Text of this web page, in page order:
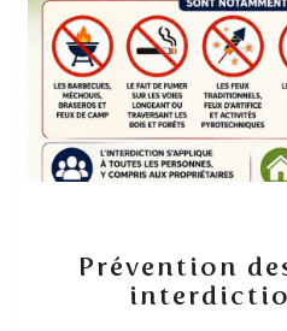
Prévention